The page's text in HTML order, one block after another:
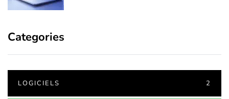
Categories
LOGICIELS 2